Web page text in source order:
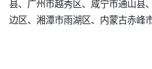
县、广州市越秀区、咸宁市通山县
边区、湘潭市雨湖区、内蒙古赤峰